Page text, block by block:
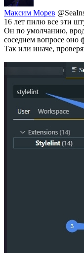
Максим Морев
16 лет пилю все эти
Он по умолчанию,
соседнем вопросе оно
Так или иначе,